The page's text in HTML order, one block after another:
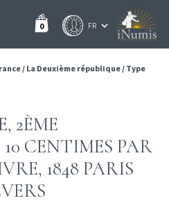
0
/ La Deuxième république/ Type
2ÈME
CENTIMES PAR
1848 PARIS